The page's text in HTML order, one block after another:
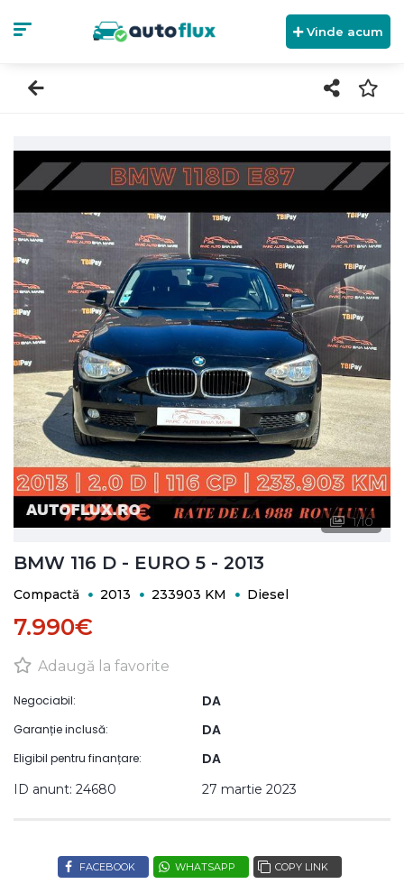
Vinde acum
1/10
BMW 116 D - EURO 5 - 2013
Compactă 2013 233903 KM Diesel
7.990€
Adaugă la favorite
Negociabil: DA
Garanție inclusă: DA
Eligibil pentru finanțare: DA
ID anunt: 24680 27 martie 2023
FACEBOOK WHATSAPP COPY LINK